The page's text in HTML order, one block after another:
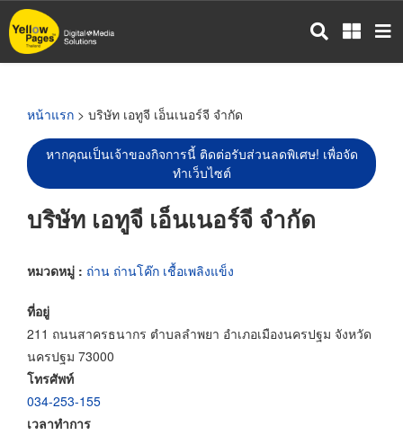
ข้าม
ไป
หน้าแรก > บริษัท เอทูจี เอ็นเนอร์จี จำกัด
หากคุณเป็นเจ้าของกิจการนี้ ติดต่อรับส่วนลดพิเศษ! เพื่อจัด
ทำเว็บไซต์
บริษัท เอทูจี เอ็นเนอร์จี จำกัด
หมวดหมู่ : ถ่าน ถ่านโค๊ก เชื้อเพลิงแข็ง
ที่อยู่
211 ถนนสาครธนากร ตำบลลำพยา อำเภอเมืองนครปฐม จังหวัด
นครปฐม 73000
โทรศัพท์
034-253-155
เวลาทำการ